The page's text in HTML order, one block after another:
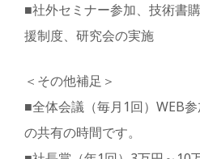
■社外セミナー参加、技術書
援制度、研究会の実施
＜その他補足＞
■全体会議（毎月1回）WEB
の共有の時間です。